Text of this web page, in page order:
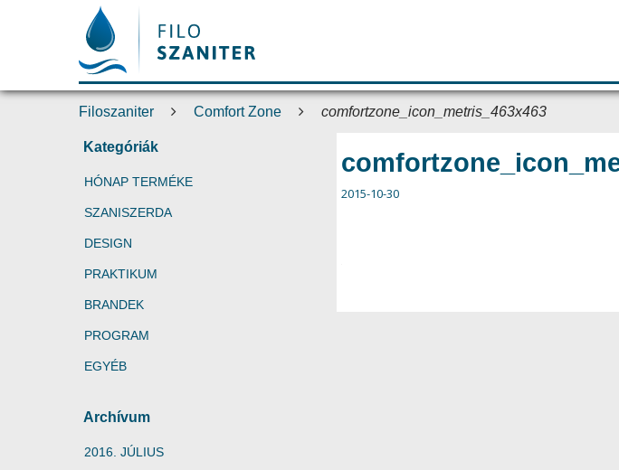
Filoszaniter Comfort Zone comfortzone_icon_metris_463x463
Kategóriák
HÓNAP TERMÉKE
SZANISZERDA
DESIGN
PRAKTIKUM
BRANDEK
PROGRAM
EGYÉB
Archívum
2016. JÚLIUS
2015-10-30